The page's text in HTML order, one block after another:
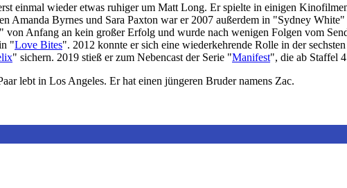
einmal wieder etwas ruhiger um Matt Long. Er spielte in einigen
Amanda Byrnes und Sara Paxton war er 2007 außerdem in "Sydney
Anfang an kein großer Erfolg und wurde nach wenigen Folgen vom
"Love Bites". 2012 konnte er sich eine wiederkehrende Rolle in der
" sichern. 2019 stieß er zum Nebencast der Serie "Manifest", die ab Staffel
lebt in Los Angeles. Er hat einen jüngeren Bruder namens Zac.